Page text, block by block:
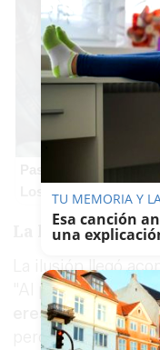
Pasaportes que
Los pasaportes más
La llamada que
La ilusión llegó
"Al principiote da
eres consciente
pero también es
TU MEMORIA Y
Esa canción
una